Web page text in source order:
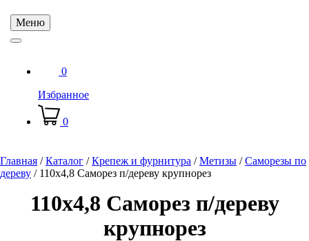
Меню
0
Избранное
0
Главная /Каталог /Крепеж и фурнитура /Метизы /Саморезы по
дереву / 110х4,8 Саморез п/дереву крупнорез
110х4,8 Саморез п/дереву
крупнорез